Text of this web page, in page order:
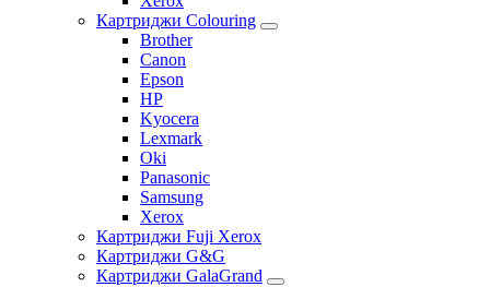
Картриджи Colouring
Brother
Canon
Epson
HP
Kyocera
Lexmark
Oki
Panasonic
Samsung
Xerox
Картриджи Fuji Xerox
Картриджи G&G
Картриджи GalaGrand